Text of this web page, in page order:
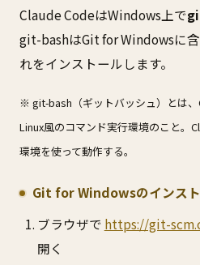
Claude CodeはWindows上で
git-bashはGit for Windowsに
れをインストールします。
※ git-bash（ギットバッシュ）とは
Linux風のコマンド実行環境のこと。
環境を使って動作する。
Git for Windowsのインス
ブラウザで https://git-
開く